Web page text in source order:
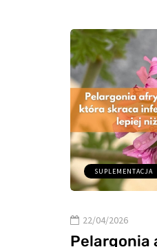
SUPLEMENTACJA
22/04/2026
Pelargonia